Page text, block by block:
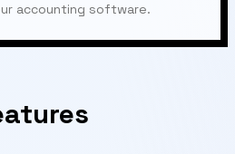
accounting software.